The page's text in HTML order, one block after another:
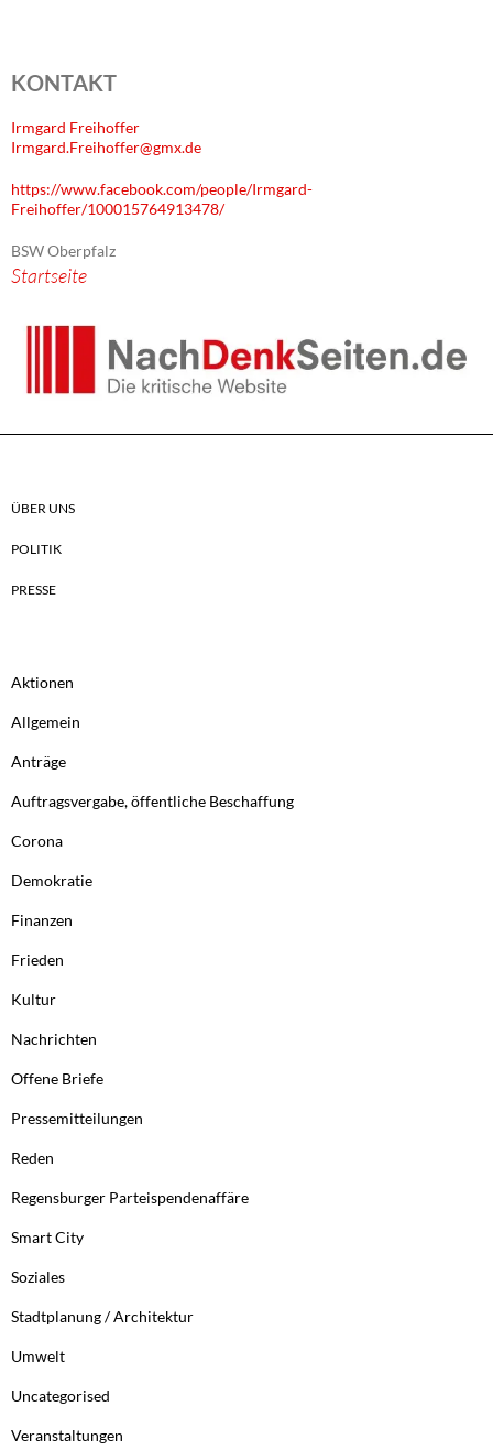
KONTAKT
Irmgard Freihoffer
Irmgard.Freihoffer@gmx.de
https://www.facebook.com/people/Irmgard-
Freihoffer/100015764913478/
BSW Oberpfalz
Startseite
ÜBER UNS
POLITIK
PRESSE
Aktionen
Allgemein
Anträge
Auftragsvergabe, öffentliche Beschaffung
Corona
Demokratie
Finanzen
Frieden
Kultur
Nachrichten
Offene Briefe
Pressemitteilungen
Reden
Regensburger Parteispendenaffäre
Smart City
Soziales
Stadtplanung / Architektur
Umwelt
Uncategorised
Veranstaltungen